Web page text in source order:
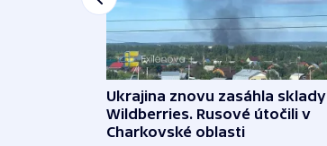
Ukrajina znovu zasáhla sklady
Wildberries. Rusové útočili v
Charkovské oblasti